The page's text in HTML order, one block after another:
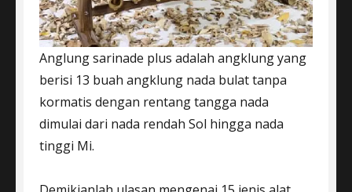
Anglung sarinade plus adalah angklung yang
berisi 13 buah angklung nada bulat tanpa
kormatis dengan rentang tangga nada
dimulai dari nada rendah Sol hingga nada
tinggi Mi.